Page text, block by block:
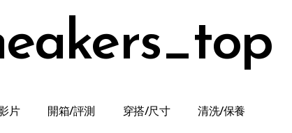
片 開箱/評測 穿搭/尺寸 清洗/保養